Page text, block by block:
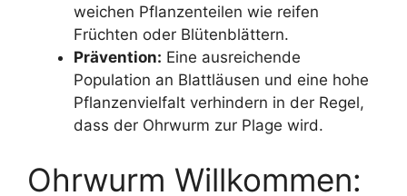
weichen Pflanzenteilen wie reifen
Früchten oder Blütenblättern.
Prävention: Eine ausreichende
Population an Blattläusen und eine hohe
Pflanzenvielfalt verhindern in der Regel,
dass der Ohrwurm zur Plage wird.
Ohrwurm Willkommen: